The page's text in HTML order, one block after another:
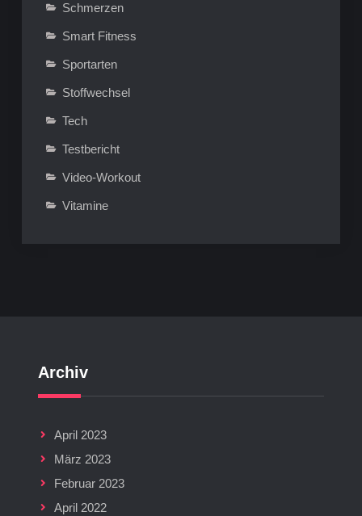
Schmerzen
Smart Fitness
Sportarten
Stoffwechsel
Tech
Testbericht
Video-Workout
Vitamine
Archiv
April 2023
März 2023
Februar 2023
April 2022